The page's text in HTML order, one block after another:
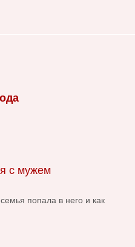
с мужем
попала в него и как